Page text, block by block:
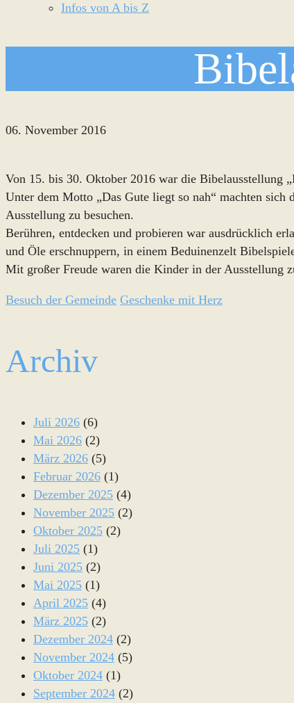
Infos von A bis Z
06. November 2016
Von 15. bis 30. Oktober 2016 war die Bibelausstellung
Unter dem Motto „Das Gute liegt so nah“ machten
Ausstellung zu besuchen.
Berühren, entdecken und probieren war ausdrücklich
und Öle erschnuppern, in einem Beduinenzelt
Mit großer Freude waren die Kinder in der Ausstellung
Besuch der Gemeinde Geschenke mit Herz
Archiv
Juli 2026 (6)
Mai 2026 (2)
März 2026 (5)
Februar 2026 (1)
Dezember 2025 (4)
November 2025 (2)
Oktober 2025 (2)
Juli 2025 (1)
Juni 2025 (2)
Mai 2025 (1)
April 2025 (4)
März 2025 (2)
Dezember 2024 (2)
November 2024 (5)
Oktober 2024 (1)
September 2024 (2)